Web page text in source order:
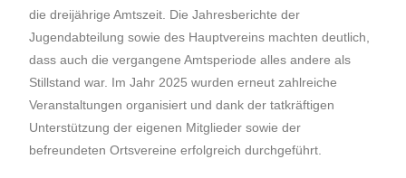
die dreijährige Amtszeit. Die Jahresberichte der
Jugendabteilung sowie des Hauptvereins machten deutlich,
dass auch die vergangene Amtsperiode alles andere als
Stillstand war. Im Jahr 2025 wurden erneut zahlreiche
Veranstaltungen organisiert und dank der tatkräftigen
Unterstützung der eigenen Mitglieder sowie der
befreundeten Ortsvereine erfolgreich durchgeführt.